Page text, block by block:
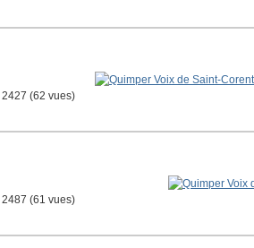
2427 (62 vues)
2487 (61 vues)